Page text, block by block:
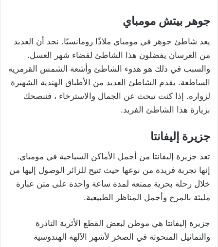
جوهر بيتش مومباي
يعد شاطئ جوهر في مومباي ملاذًا رومانسيًا. نجد أن العديد
من العرسان يفضلون هذا الشاطئ لقضاء شهر العسل.
والسبب في ذلك هو هدوء الشاطئ وأشعة الشمس القرمزية
الساطعة. يقدم الشاطئ العديد من الأطباق الهندية الشهيرة
لزواره. إذا كنت تبحث عن الجمال والاسترخاء ، فننصحك
بزيارة هذا الشاطئ الفريد.
جزيرة إليفانتا
تعد جزيرة إليفانتا من أجمل الأماكن السياحية في مومباي.
إنها تجربة فريدة من نوعها حيث تتيح للزائر الوصول إليها من
خلال رحلة بحرية ممتعة لمدة ساعة واحدة على متن عبارة
مليئة بالمرح وأجمل المناظر الطبيعية.
جزيرة إليفانتا هي موطن لبعض القطع الأثرية النادرة
والتماثيل المنحوتة في الصخر لأشهر الآلهة الهندوسية